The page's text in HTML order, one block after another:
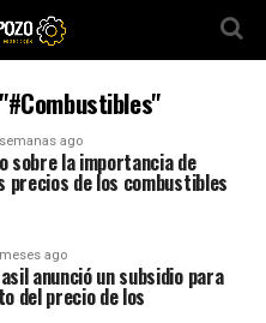
ago
sobre la importancia de
precios de los combustibles
ago
anunció un subsidio para
del precio de los